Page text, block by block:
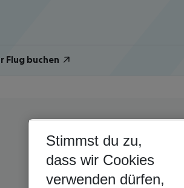
Flug buchen
Stimmst du zu,
dass wir Cookies
verwenden dürfen,